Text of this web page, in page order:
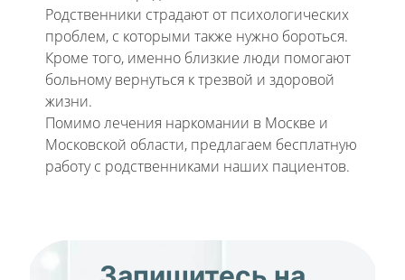
Родственники страдают от психологических
проблем, с которыми также нужно бороться.
Кроме того, именно близкие люди помогают
больному вернуться к трезвой и здоровой
жизни.
Помимо лечения наркомании в Москве и
Московской области, предлагаем бесплатную
работу с родственниками наших пациентов.